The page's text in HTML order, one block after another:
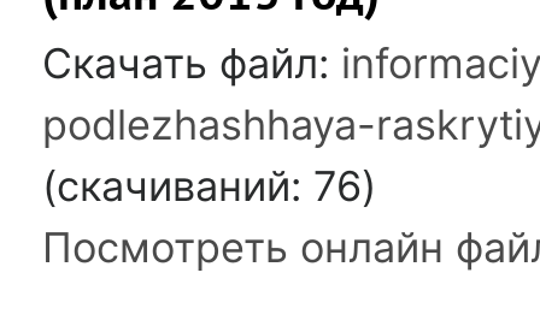
Скачать файл:
podlezhashhaya-
(cкачиваний: 76)
Посмотреть онлайн